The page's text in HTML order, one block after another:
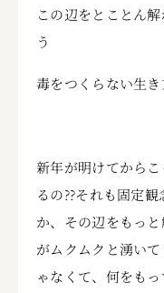
この辺をとことん
う
毒をつくらない生
新年が明けてから
るの??それも固定
か、その辺をもっ
がムクムクと湧い
ゃなくて、何をも